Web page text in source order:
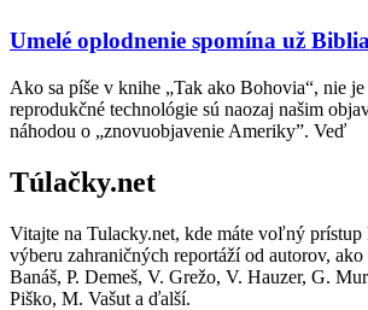
Umelé oplodnenie spomína už
Ako sa píše v knihe „Tak ako Bohovia“, nie
reprodukčné technológie sú naozaj našim
náhodou o „znovuobjavenie Ameriky”. Veď
Túlačky.net
Vitajte na Tulacky.net, kde máte voľný
výberu zahraničných reportáží od autorov, ako
Banáš, P. Demeš, V. Grežo, V. Hauzer, G.
Piško, M. Vašut a ďalší.